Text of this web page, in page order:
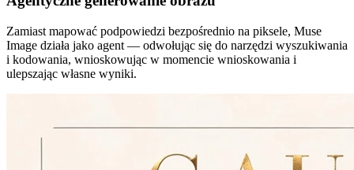
Zamiast mapować podpowiedzi bezpośrednio na piksele, Muse
Image działa jako agent — odwołując się do narzędzi wyszukiwania
i kodowania, wnioskowując w momencie wnioskowania i
ulepszając własne wyniki.